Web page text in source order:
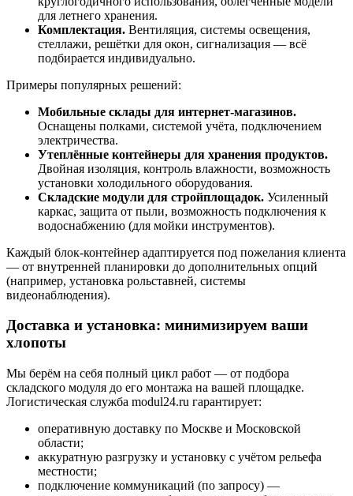
для летнего хранения.
Комплектация. Вентиляция, системы освещения,
стеллажи, решётки для окон, сигнализация — всё
подбирается индивидуально.
Примеры популярных решений:
Мобильные склады для интернет-магазинов.
Оснащены полками, системой учёта, подключением
электричества.
Утеплённые контейнеры для хранения продуктов.
Двойная изоляция, контроль влажности, возможность
установки холодильного оборудования.
Складские модули для стройплощадок. Усиленный
каркас, защита от пыли, возможность подключения к
водоснабжению (для мойки инструментов).
Каждый блок-контейнер адаптируется под пожелания клиента
— от внутренней планировки до дополнительных опций
(например, установка рольставней, системы
видеонаблюдения).
Доставка и установка: минимизируем ваши
хлопоты
Мы берём на себя полный цикл работ — от подбора
складского модуля до его монтажа на вашей площадке.
Логистическая служба modul24.ru гарантирует:
оперативную доставку по Москве и Московской
области;
аккуратную разгрузку и установку с учётом рельефа
местности;
подключение коммуникаций (по запросу) —